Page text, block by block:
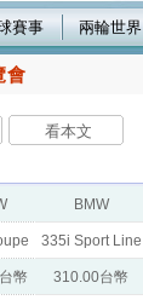
賽事 兩輪世界
會
看本文
BMW
335i Sport Line
幣 310.00台幣